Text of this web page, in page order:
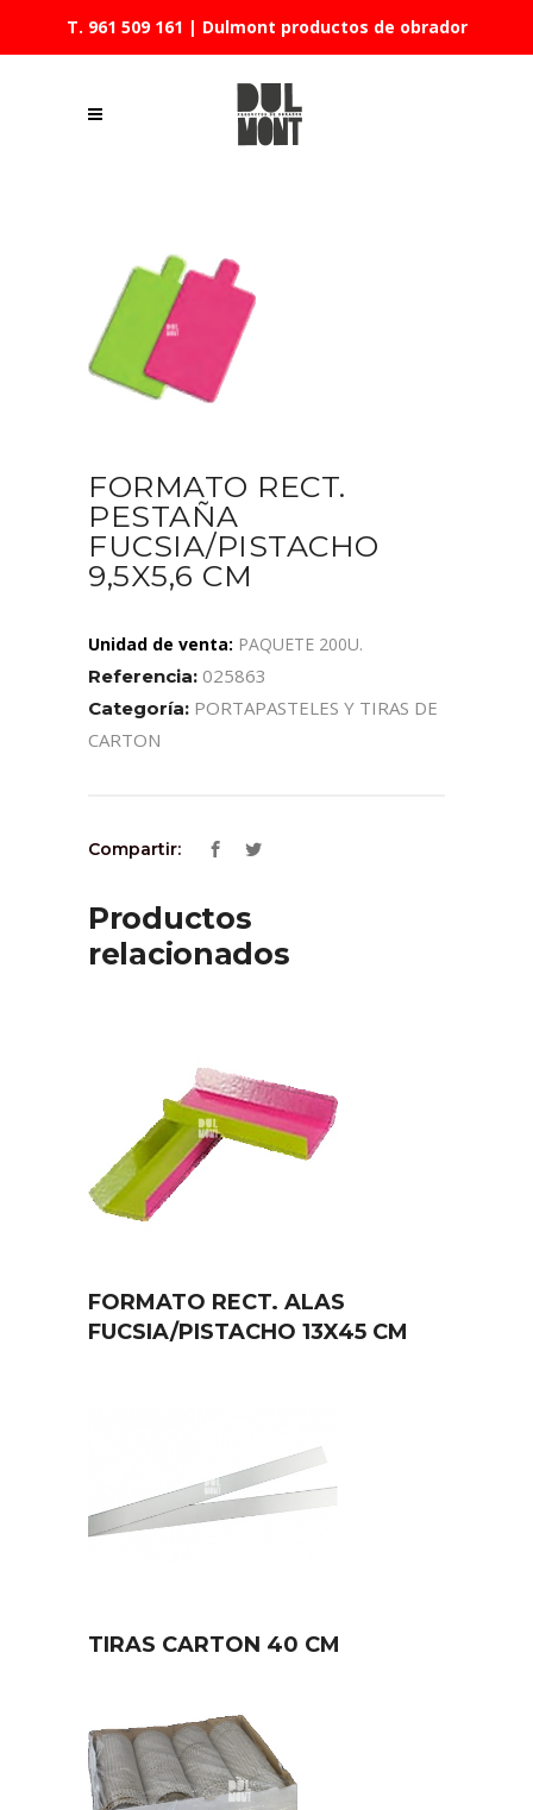
T. 961 509 161 | Dulmont productos de obrador
FORMATO RECT.
PESTAÑA
FUCSIA/PISTACHO
9,5X5,6 CM
Unidad de venta: PAQUETE 200U.
Referencia: 025863
Categoría: PORTAPASTELES Y TIRAS DE
CARTON
Compartir:
Productos
relacionados
FORMATO RECT. ALAS
FUCSIA/PISTACHO 13X45 CM
TIRAS CARTON 40 CM